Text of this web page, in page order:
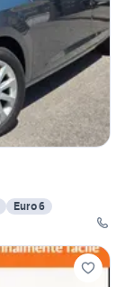
Euro 6